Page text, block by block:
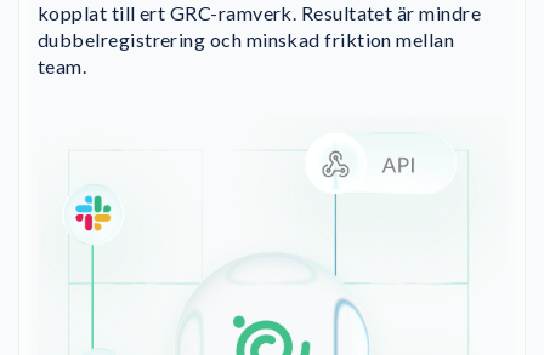
kopplat till ert GRC-ramverk. Resultatet är mindre
dubbelregistrering och minskad friktion mellan
team.